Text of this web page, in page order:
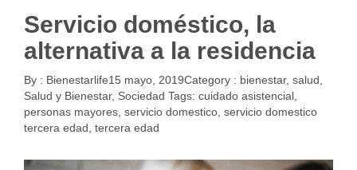
Servicio doméstico, la
alternativa a la residencia
By : Bienestarlife15 mayo, 2019Category : bienestar, salud
Salud y Bienestar, Sociedad Tags: cuidado asistencial
personas mayores servicio domestico servicio domestico
tercera edad tercera edad